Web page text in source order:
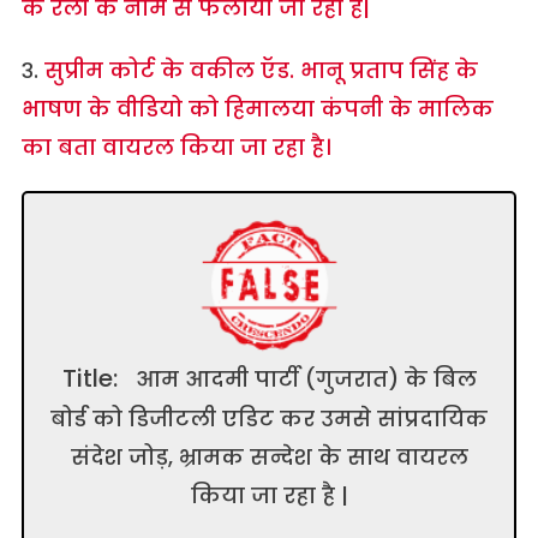
के रैली के नाम से फैलाया जा रहा है|
३. सुप्रीम कोर्ट के वकील ऍड. भानू प्रताप सिंह के
भाषण के वीडियो को हिमालया कंपनी के मालिक
का बता वायरल किया जा रहा है।
Title:
आम आदमी पार्टी (गुजरात) के बिल
बोर्ड को डिजीटली एडिट कर उमसे सांप्रदायिक
संदेश जोड़, भ्रामक सन्देश के साथ वायरल
किया जा रहा है |